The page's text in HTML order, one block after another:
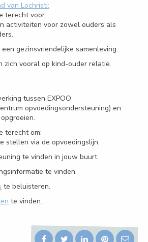
van Lochristi:
terecht voor:
activiteiten voor zowel ouders als
gezinsvriendelijke samenleving.
zich vooral op kind-ouder relatie.
tussen EXPOO
opvoedingsondersteuning) en
terecht om:
stellen via de opvoedingslijn.
te vinden in jouw buurt.
te vinden.
te beluisteren.
te vinden.